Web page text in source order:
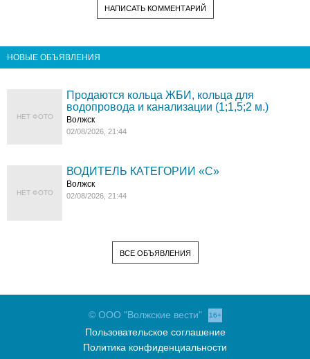
НАПИСАТЬ КОММЕНТАРИЙ
НОВЫЕ ОБЪЯВЛЕНИЯ
НЕТ ФОТО
Продаются кольца ЖБИ, кольца для
водопровода и канализации (1;1,5;2 м.)
Волжск
02/08/2026, 21:44
НЕТ ФОТО
ВОДИТЕЛЬ КАТЕГОРИИ «C»
Волжск
02/08/2026, 21:44
ВСЕ ОБЪЯВЛЕНИЯ
© ООО "Волжские вести" 16+
Пользовательское соглашение
Политика конфиденциальности